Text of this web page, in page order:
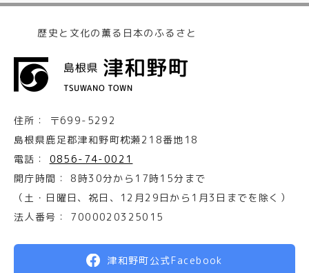
歴史と文化の薫る日本のふるさと
住所：
〒699-5292
島根県鹿足郡津和野町枕瀬218番地18
電話：
0856-74-0021
開庁時間：
8時30分から17時15分まで
（土・日曜日、祝日、12月29日から1月3日までを除く）
法人番号：
7000020325015
津和野町公式Facebook